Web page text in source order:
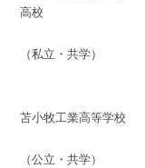
高校
（私立・共学）
苫小牧工業高等学校
（公立・共学）